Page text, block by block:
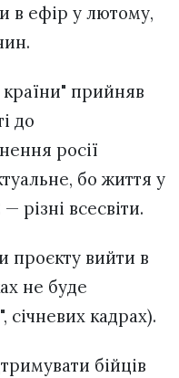
в ефір у лютому,
прийняв
до
росії
бо життя у
різні всесвіти.
проєкту вийти в
не буде
січневих кадрах).
бійців